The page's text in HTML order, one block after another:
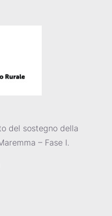
del sostegno della
– Fase I.